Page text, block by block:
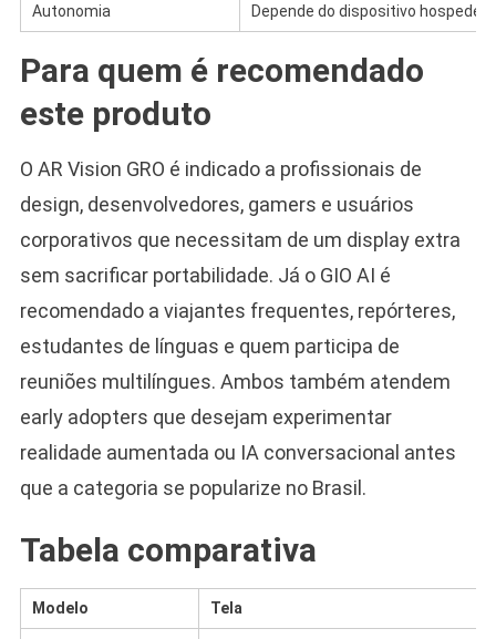
Autonomia Depende do dispositivo
Para quem é recomendado
este produto
O AR Vision GRO é indicado a profissionais de
design, desenvolvedores, gamers e usuários
corporativos que necessitam de um display extra
sem sacrificar portabilidade. Já o GIO AI é
recomendado a viajantes frequentes, repórteres,
estudantes de línguas e quem participa de
reuniões multilíngues. Ambos também atendem
early adopters que desejam experimentar
realidade aumentada ou IA conversacional antes
que a categoria se popularize no Brasil.
Tabela comparativa
Modelo Tela